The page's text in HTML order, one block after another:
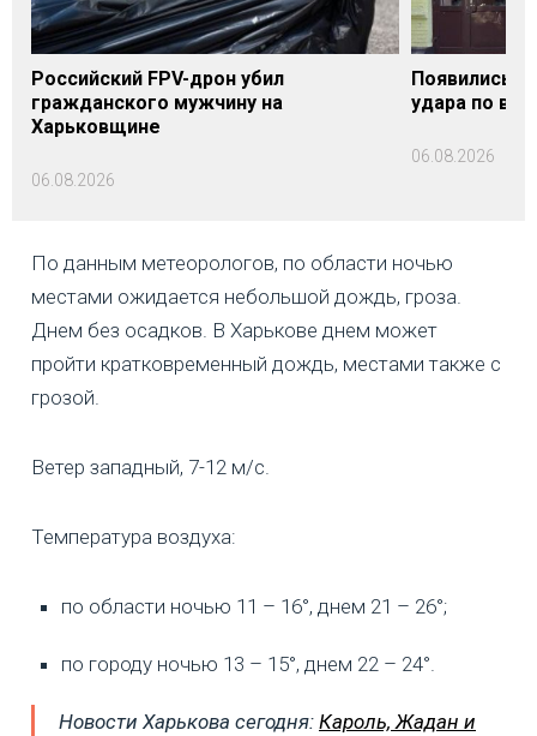
Российский FPV-дрон убил
гражданского мужчину на
Харьковщине
06.08.2026
Появились
удара по
06.08.2026
По данным метеорологов, по области ночью
местами ожидается небольшой дождь, гроза.
Днем без осадков. В Харькове днем может
пройти кратковременный дождь, местами также с
грозой.
Ветер западный, 7-12 м/с.
Температура воздуха:
по области ночью 11 – 16°, днем 21 – 26°;
по городу ночью 13 – 15°, днем 22 – 24°.
Новости Харькова сегодня: Кароль, Жадан и